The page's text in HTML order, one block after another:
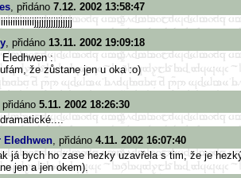
, přidáno 7.12. 2002 13:58:47
jjjjjjjjjjj
, přidáno 13.11. 2002 19:09:18
:
že zůstane jen u oka :o)
5.11. 2002 18:26:30
Eledhwen, přidáno 4.11. 2002 16:07:40
já bych ho zase hezky uzavřela s tim, že je
jen a jen okem).